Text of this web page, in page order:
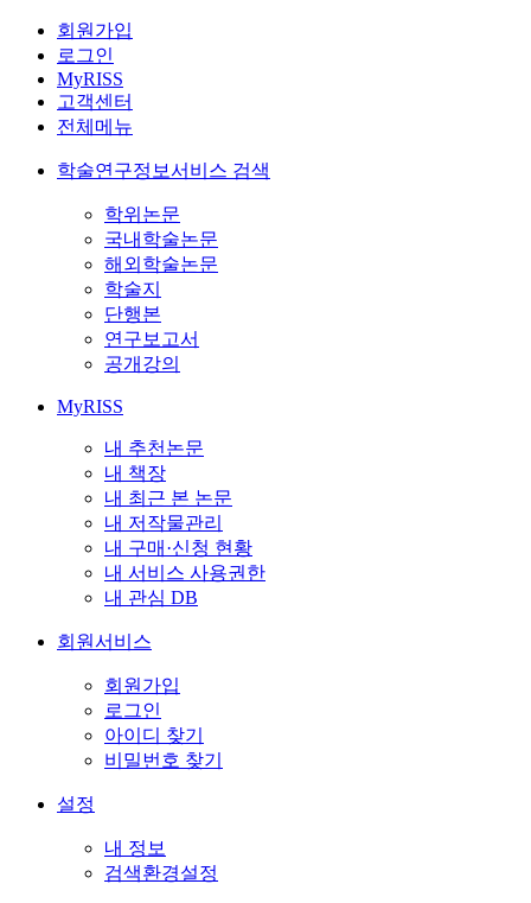
회원가입
로그인
MyRISS
고객센터
전체메뉴
학술연구정보서비스 검색
학위논문
국내학술논문
해외학술논문
학술지
단행본
연구보고서
공개강의
MyRISS
내 추천논문
내 책장
내 최근 본 논문
내 저작물관리
내 구매·신청 현황
내 서비스 사용권한
내 관심 DB
회원서비스
회원가입
로그인
아이디 찾기
비밀번호 찾기
설정
내 정보
검색환경설정